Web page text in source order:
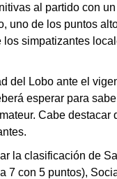
al partido con
uno de los puntos
simpatizantes
del Lobo ante el
esperar para
Cabe destacar
la clasificación de
7 con 5 puntos),